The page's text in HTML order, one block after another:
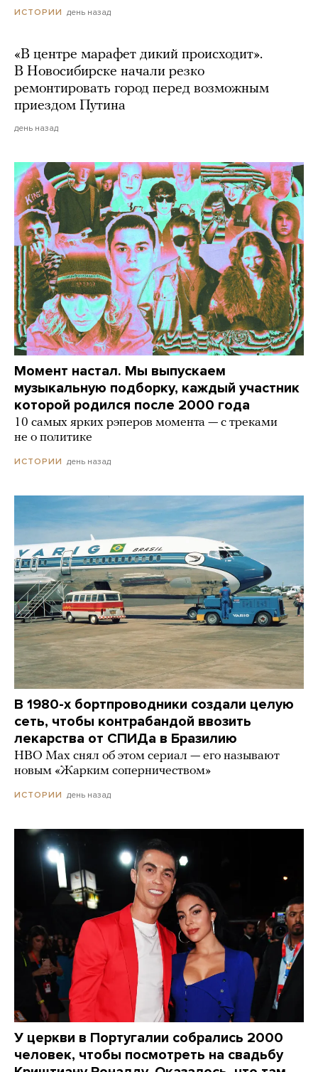
ИСТОРИИ день назад
«В центре марафет дикий происходит».
В Новосибирске начали резко
ремонтировать город перед возможным
приездом Путина
день назад
Момент настал. Мы выпускаем
музыкальную подборку, каждый участник
которой родился после 2000 года
10 самых ярких рэперов момента — с треками
не о политике
ИСТОРИИ день назад
В 1980-х бортпроводники создали целую
сеть, чтобы контрабандой ввозить
лекарства от СПИДа в Бразилию
HBO Max снял об этом сериал — его называют
новым «Жарким соперничеством»
ИСТОРИИ день назад
У церкви в Португалии собрались 2000
человек, чтобы посмотреть на свадьбу